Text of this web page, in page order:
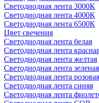
Светодиодная лента 3000К
Светодиодная лента 4000К
Светодиодная лента 6500К
Цвет свечения
Светодиодная лента белая
Светодиодная лента
Светодиодная лента желтая
Светодиодная лента зеленая
Светодиодная лента розовая
Светодиодная лента синяя
Светодиодная лента